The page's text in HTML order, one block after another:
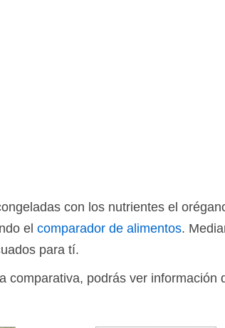
con los nutrientes el
el comparador de alimentos.
para tí.
comparativa, podrás ver información